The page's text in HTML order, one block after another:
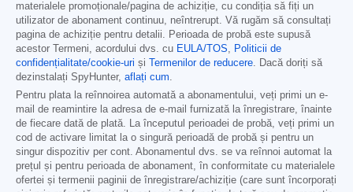
materialele promoționale/pagina de achiziție, cu condiția să fiți un
utilizator de abonament continuu, neîntrerupt. Vă rugăm să consultați
pagina de achiziție pentru detalii. Perioada de probă este supusă
acestor Termeni, acordului dvs. cu EULA/TOS, Politicii de
confidențialitate/cookie-uri și Termenilor de reducere. Dacă doriți să
dezinstalați SpyHunter, aflați cum.
Pentru plata la reînnoirea automată a abonamentului, veți primi un e-
mail de reamintire la adresa de e-mail furnizată la înregistrare, înainte
de fiecare dată de plată. La începutul perioadei de probă, veți primi un
cod de activare limitat la o singură perioadă de probă și pentru un
singur dispozitiv per cont. Abonamentul dvs. se va reînnoi automat la
prețul și pentru perioada de abonament, în conformitate cu materialele
ofertei și termenii paginii de înregistrare/achiziție (care sunt încorporați